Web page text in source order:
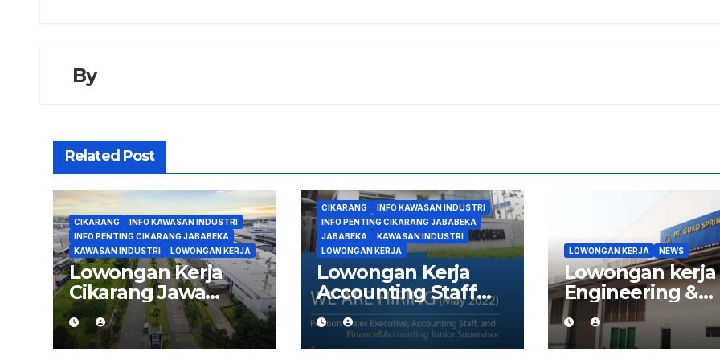
By
Related Post
CIKARANG
INFO KAWASAN INDUSTRI
INFO PENTING CIKARANG JABABEKA
KAWASAN INDUSTRI
LOWONGAN KERJA
Lowongan Kerja
Cikarang Jawa
Barat dan
sekitarnya Update
Terbaru
CIKARANG
INFO KAWASAN INDUSTRI
INFO PENTING CIKARANG JABABEKA
JABABEKA
KAWASAN INDUSTRI
LOWONGAN KERJA
Lowongan Kerja
Accounting Staff
dan Finance &
Accounting Junior
Supervisor di
LOWONGAN KERJA NEWS
Lowongan kerja
Engineering &
Maintenance di
Delta Silicon
Cikarang